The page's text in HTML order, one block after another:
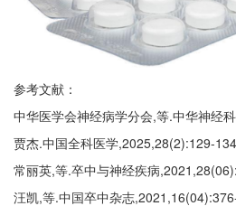
参考文献：
中华医学会神经病学分会,等.中华神经
贾杰.中国全科医学,2025,28(2):129-
常丽英,等.卒中与神经疾病
汪凯,等.中国卒中杂志